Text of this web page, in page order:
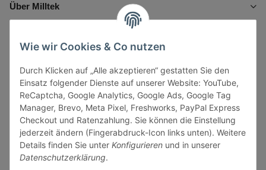
Wie wir Cookies & Co nutzen
Durch Klicken auf „Alle akzeptieren“ gestatten Sie den
Einsatz folgender Dienste auf unserer Website: YouTube,
ReCaptcha, Google Analytics, Google Ads, Google Tag
Manager, Brevo, Meta Pixel, Freshworks, PayPal Express
Checkout und Ratenzahlung. Sie können die Einstellung
jederzeit ändern (Fingerabdruck-Icon links unten). Weitere
Details finden Sie unter Konfigurieren und in unserer
Datenschutzerklärung.
Über Milltek
Gesetzliche Informationen
Vertrag widerrufen
Sicher bezahlen via: